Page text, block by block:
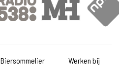
Biersommelier Werken bij